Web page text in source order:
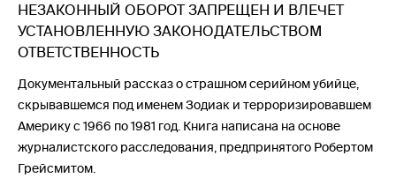
НЕЗАКОННЫЙ ОБОРОТ ЗАПРЕЩЕН И ВЛЕЧЕТ
УСТАНОВЛЕННУЮ ЗАКОНОДАТЕЛЬСТВОМ
ОТВЕТСТВЕННОСТЬ
Документальный рассказ о страшном серийном убийце,
скрывавшемся под именем Зодиак и терроризировавшем
Америку с 1966 по 1981 год. Книга написана на основе
журналистского расследования, предпринятого Робертом
Грейсмитом.